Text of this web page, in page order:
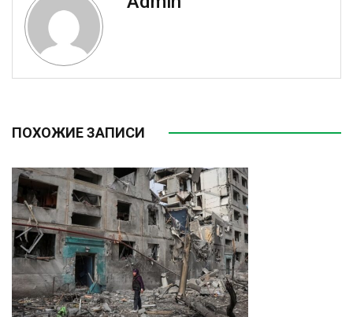
ПОХОЖИЕ ЗАПИСИ